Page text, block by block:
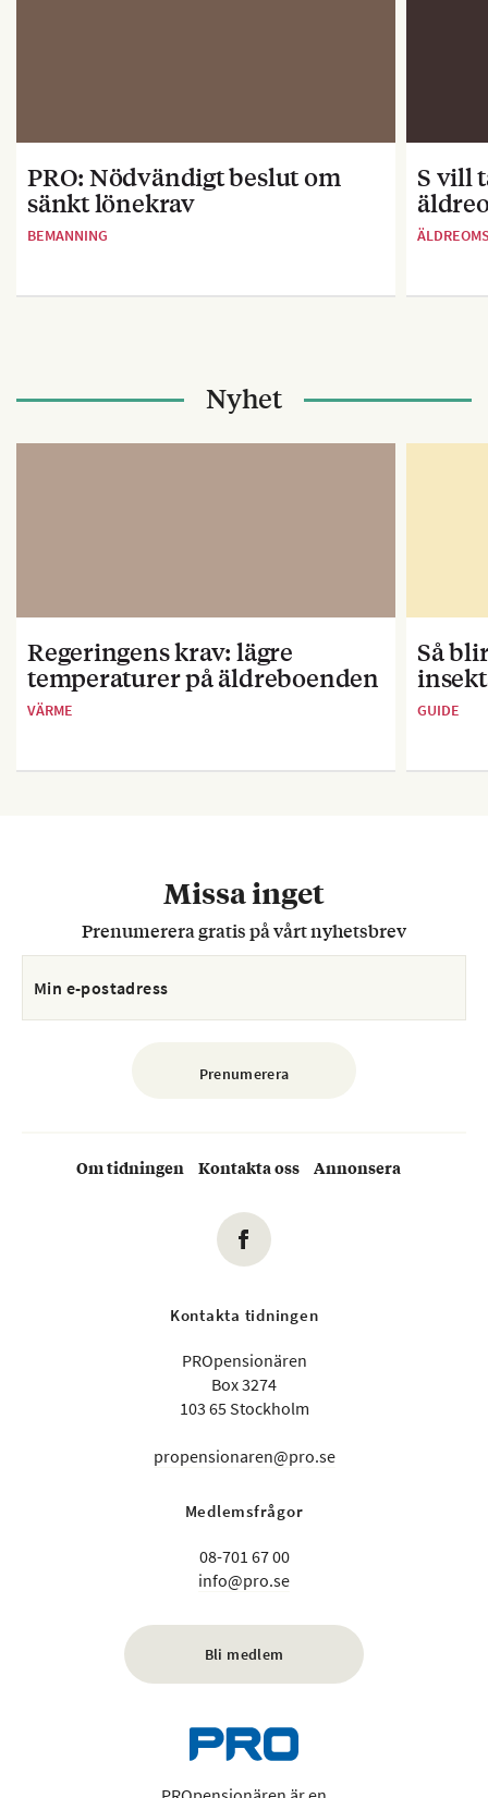
PRO: Nödvändigt beslut om
sänkt lönekrav
BEMANNING
S vill
Nyhet
Regeringens krav: lägre
temperaturer på äldreboenden
VÄRME
Så
GUIDE
Missa inget
Prenumerera gratis på vårt nyhetsbrev
Om tidningen Kontakta oss Annonsera
Kontakta tidningen
PROpensionären
Box 3274
103 65 Stockholm
propensionaren@pro.se
Medlemsfrågor
08-701 67 00
info@pro.se
Bli medlem